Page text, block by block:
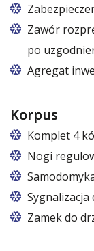
Zawór
po
Agregat
Korpus
Komplet 4
Cztery koła
Nogi
Nogi z
Zamek do